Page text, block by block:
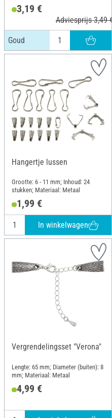
3,19 €
Adviesprijs 3,49 €
Goud
Hangertje lussen
Grootte: 6 - 11 mm; Inhoud: 24
stukken; Materiaal: Metaal
1,99 €
In winkelwagen
Vergrendelingsset "Verona"
Lengte: 65 mm; Diameter (buiten): 8
mm; Materiaal: Metaal
4,99 €